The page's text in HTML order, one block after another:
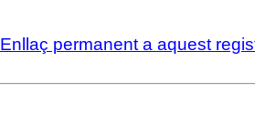
Enllaç permanent a aquest